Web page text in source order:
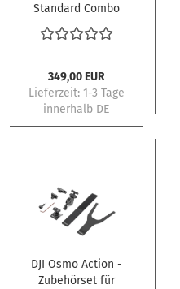
Standard Combo
128GB
349,00 EUR
Lieferzeit: 1-3 Tage
innerhalb DE
DJI Osmo Action -
Zubehörset für